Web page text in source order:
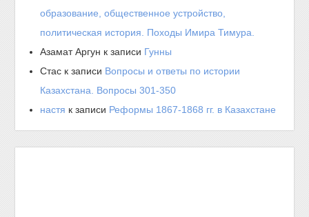
образование, общественное устройство,
политическая история. Походы Имира Тимура.
Азамат Аргун к записи Гунны
Стас к записи Вопросы и ответы по истории
Казахстана. Вопросы 301-350
настя к записи Реформы 1867-1868 гг. в Казахстане